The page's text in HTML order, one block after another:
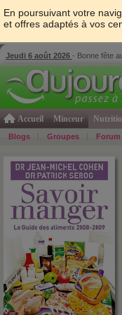
En poursuivant votre
et offres adaptés à vos
Jeudi 6 août 2026 - Bonne fête
Accueil Minceur
Blogs Groupes Forum